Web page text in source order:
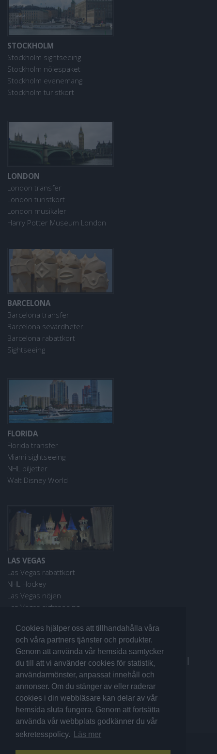
Cookies hjälper oss att tillhandahålla våra
och våra partners tjänster och produkter.
Genom att använda vår hemsida samtycker
du till att vi använder cookies för statistik,
användarmönster, anpassat innehåll och
annonser. Om du stänger av eller raderar
cookies i din webbläsare kan delar av vår
hemsida sluta fungera. Genom att fortsätta
använda vår webbplats godkänner du vår
sekretesspolicy.
Läs mer
STOCKHOLM
Stockholm sightseeing
Stockholm nöjespaket
Stockholm evenemang
Stockholm turistkort
LONDON
London transfer
London turistkort
London musikaler
Harry Potter Museum London
BARCELONA
Barcelona transfer
Barcelona sevärdheter
Barcelona rabattkort
Sightseeing
FLORIDA
Florida transfer
Miami sightseeing
NHL biljetter
Walt Disney World
LAS VEGAS
Las Vegas rabattkort
NHL Hockey
Las Vegas nöjen
Las Vegas sightseeing
Fler reseguider: I Love the World |San Francisco
|
Los Angeles|Sydney